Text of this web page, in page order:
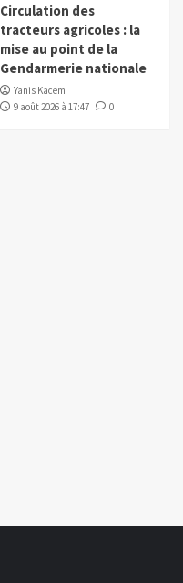
Circulation des
tracteurs agricoles : la
mise au point de la
Gendarmerie nationale
Yanis Kacem
9 août 2026 à 17:47
0